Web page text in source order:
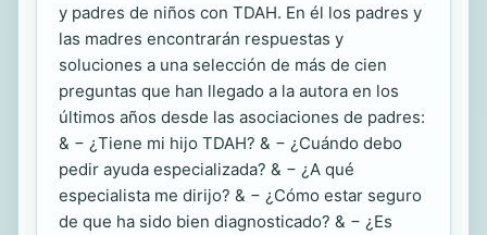
y padres de niños con TDAH. En él los padres y
las madres encontrarán respuestas y
soluciones a una selección de más de cien
preguntas que han llegado a la autora en los
últimos años desde las asociaciones de padres:
& − ¿Tiene mi hijo TDAH? & − ¿Cuándo debo
pedir ayuda especializada? & − ¿A qué
especialista me dirijo? & − ¿Cómo estar seguro
de que ha sido bien diagnosticado? & − ¿Es